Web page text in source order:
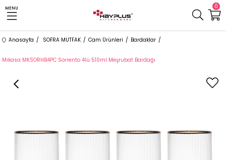
0
MENU
Anasayfa SOFRA MUTFAK Cam Ürünleri Bardaklar
Mikasa MKSORHB4PC Sorrento 4lü 510ml Meşrubat Bardağı